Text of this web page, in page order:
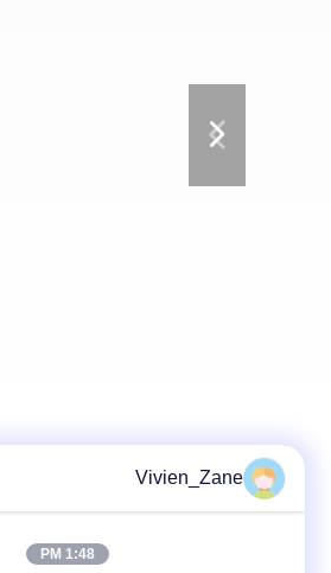
Vivien_Zane
1:48 PM